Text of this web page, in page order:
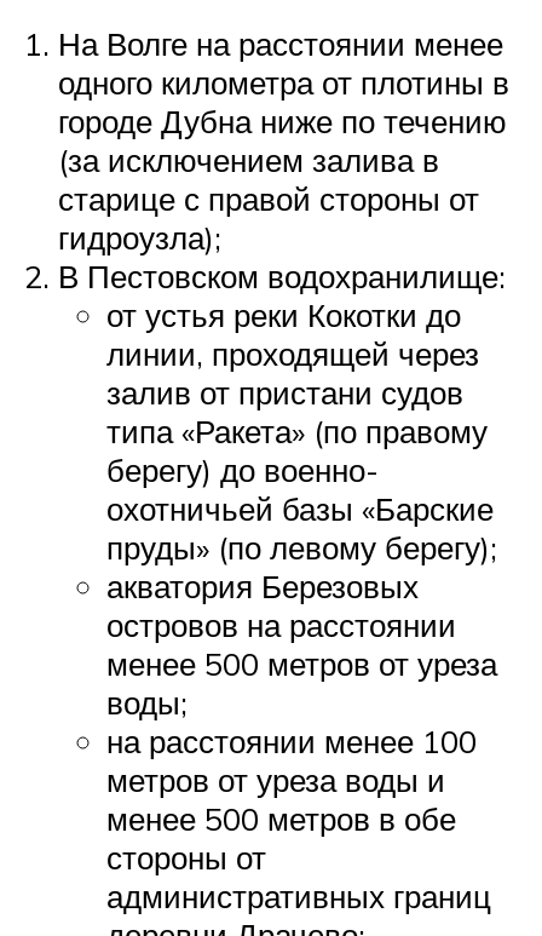
На Волге на расстоянии менее
одного километра от плотины в
городе Дубна ниже по течению
(за исключением залива в
старице с правой стороны от
гидроузла);
В Пестовском водохранилище:
от устья реки Кокотки до
линии, проходящей через
залив от пристани судов
типа «Ракета» (по правому
берегу) до военно-
охотничьей базы «Барские
пруды» (по левому берегу);
акватория Березовых
островов на расстоянии
менее 500 метров от уреза
воды;
на расстоянии менее 100
метров от уреза воды и
менее 500 метров в обе
стороны от
административных границ